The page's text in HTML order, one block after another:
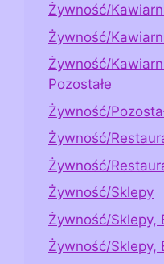
Żywność/
Żywność/
Żywność/
Pozostałe
Żywność/
Żywność/
Żywność/
Żywność/Sklepy
Żywność/Sklepy,
Żywność/Sklepy,